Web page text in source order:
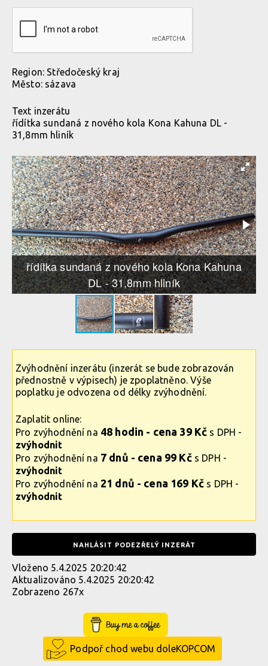
Region: Středočeský kraj
Město: sázava
Text inzerátu
řídítka sundaná z nového kola Kona Kahuna DL -
31,8mm hliník
řídítka sundaná z nového kola Kona Kahuna
DL - 31,8mm hliník
Zvýhodnění inzerátu (inzerát se bude zobrazován
přednostně v výpisech) je zpoplatněno. Výše
poplatku je odvozena od délky zvýhodnění.
Zaplatit online:
Pro zvýhodnění na 48 hodin - cena 39 Kč s DPH -
zvýhodnit
Pro zvýhodnění na 7 dnů - cena 99 Kčs DPH -
zvýhodnit
Pro zvýhodnění na 21 dnů - cena 169 Kč s DPH -
zvýhodnit
NAHLÁSIT PODEZŘELÝ INZERÁT
Vloženo 5.4.2025 20:20:42
Aktualizováno 5.4.2025 20:20:42
Zobrazeno 267x
Buy Me a Coffee
Podpoř chod webu doleKOPCOM